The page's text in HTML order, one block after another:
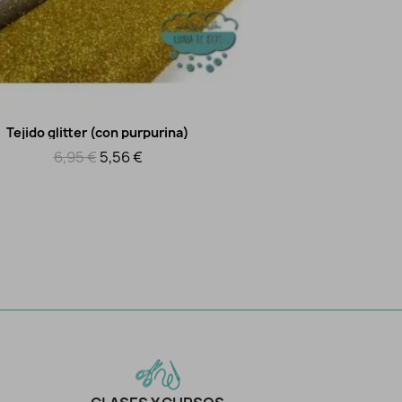
Vista rápida
Tejido glitter (con purpurina)
6,95 € 5,56 €